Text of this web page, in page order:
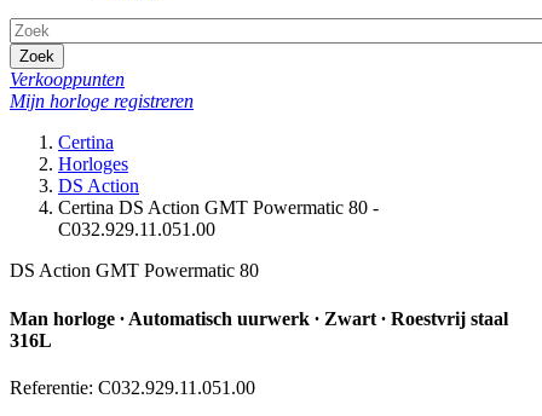
Zoek
Verkooppunten
Mijn horloge registreren
Certina
Horloges
DS Action
Certina DS Action GMT Powermatic 80 -
C032.929.11.051.00
DS Action GMT Powermatic 80
Man horloge ∙ Automatisch uurwerk ∙ Zwart ∙ Roestvrij staal
316L
Referentie: C032.929.11.051.00